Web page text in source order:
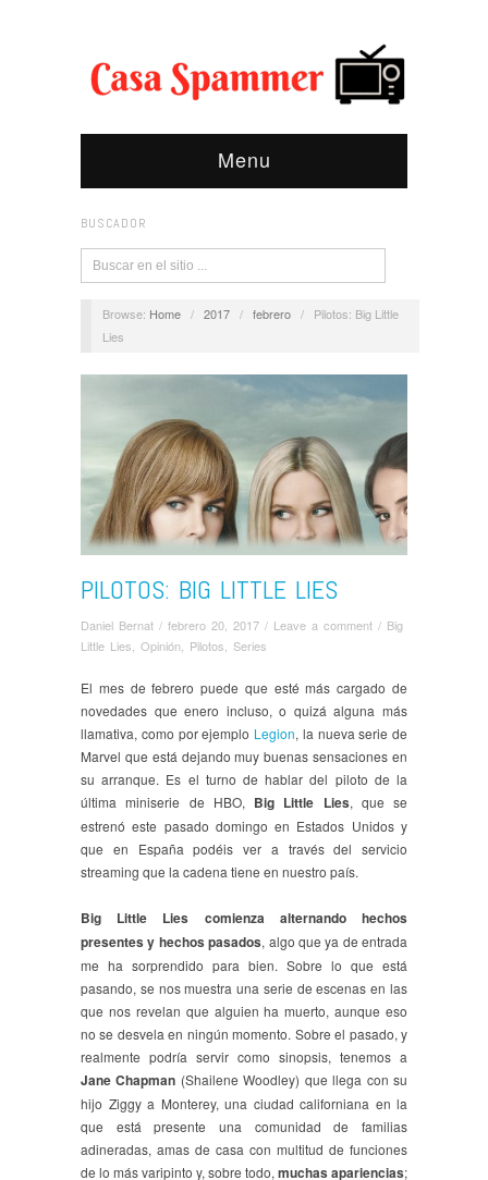
Menu
BUSCADOR
Browse: Home / 2017 / febrero /
Pilotos: Big Little
Lies
PILOTOS: BIG LITTLE LIES
Daniel Bernat / febrero 20, 2017 / Leave a comment / Big
Little Lies Opinión Pilotos Series
El mes de febrero puede que esté más cargado de
novedades que enero incluso, o quizá alguna más
llamativa, como por ejemplo Legion, la nueva serie de
Marvel que está dejando muy buenas sensaciones en
su arranque. Es el turno de hablar del piloto de la
última miniserie de HBO, Big Little Lies, que se
estrenó este pasado domingo en Estados Unidos y
que en España podéis ver a través del servicio
streaming que la cadena tiene en nuestro país.
Big Little Lies comienza alternando hechos
presentes y hechos pasados, algo que ya de entrada
me ha sorprendido para bien. Sobre lo que está
pasando, se nos muestra una serie de escenas en las
que nos revelan que alguien ha muerto, aunque eso
no se desvela en ningún momento. Sobre el pasado, y
realmente podría servir como sinopsis, tenemos a
Jane Chapman (Shailene Woodley) que llega con su
hijo Ziggy a Monterey, una ciudad californiana en la
que está presente una comunidad de familias
adineradas, amas de casa con multitud de funciones
de lo más varipinto y, sobre todo, muchas apariencias;